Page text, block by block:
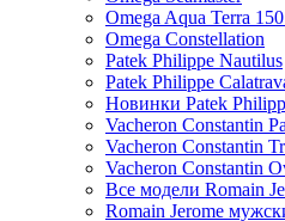
Omega Aqua Terra
Omega Constellation
Patek Philippe Nautilus
Patek Philippe
Новинки Patek
Vacheron Constantin
Vacheron Constantin
Vacheron Constantin
Все модели Romain
Romain Jerome